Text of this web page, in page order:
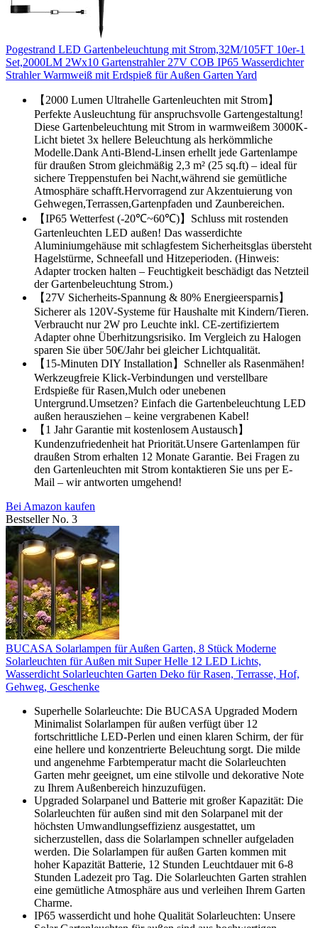
Pogestrand LED Gartenbeleuchtung mit Strom,32M/105FT 10er-1
Set,2000LM 2Wx10 Gartenstrahler 27V COB IP65 Wasserdichter
Strahler Warmweiß mit Erdspieß für Außen Garten Yard
【2000 Lumen Ultrahelle Gartenleuchten mit Strom】
Perfekte Ausleuchtung für anspruchsvolle Gartengestaltung!
Diese Gartenbeleuchtung mit Strom in warmweißem 3000K-
Licht bietet 3x hellere Beleuchtung als herkömmliche
Modelle.Dank Anti-Blend-Linsen erhellt jede Gartenlampe
für draußen Strom gleichmäßig 2,3 m² (25 sq.ft) – ideal für
sichere Treppenstufen bei Nacht,während sie gemütliche
Atmosphäre schafft.Hervorragend zur Akzentuierung von
Gehwegen,Terrassen,Gartenpfaden und Zaunbereichen.
【IP65 Wetterfest (-20℃~60℃)】Schluss mit rostenden
Gartenleuchten LED außen! Das wasserdichte
Aluminiumgehäuse mit schlagfestem Sicherheitsglas übersteht
Hagelstürme, Schneefall und Hitzeperioden. (Hinweis:
Adapter trocken halten – Feuchtigkeit beschädigt das Netzteil
der Gartenbeleuchtung Strom.)
【27V Sicherheits-Spannung & 80% Energieersparnis】
Sicherer als 120V-Systeme für Haushalte mit Kindern/Tieren.
Verbraucht nur 2W pro Leuchte inkl. CE-zertifiziertem
Adapter ohne Überhitzungsrisiko. Im Vergleich zu Halogen
sparen Sie über 50€/Jahr bei gleicher Lichtqualität.
【15-Minuten DIY Installation】Schneller als Rasenmähen!
Werkzeugfreie Klick-Verbindungen und verstellbare
Erdspieße für Rasen,Mulch oder unebenen
Untergrund.Umsetzen? Einfach die Gartenbeleuchtung LED
außen herausziehen – keine vergrabenen Kabel!
【1 Jahr Garantie mit kostenlosem Austausch】
Kundenzufriedenheit hat Priorität.Unsere Gartenlampen für
draußen Strom erhalten 12 Monate Garantie. Bei Fragen zu
den Gartenleuchten mit Strom kontaktieren Sie uns per E-
Mail – wir antworten umgehend!
Bei Amazon kaufen
Bestseller No. 3
BUCASA Solarlampen für Außen Garten, 8 Stück Moderne
Solarleuchten für Außen mit Super Helle 12 LED Lichts,
Wasserdicht Solarleuchten Garten Deko für Rasen, Terrasse, Hof,
Gehweg, Geschenke
Superhelle Solarleuchte: Die BUCASA Upgraded Modern
Minimalist Solarlampen für außen verfügt über 12
fortschrittliche LED-Perlen und einen klaren Schirm, der für
eine hellere und konzentrierte Beleuchtung sorgt. Die milde
und angenehme Farbtemperatur macht die Solarleuchten
Garten mehr geeignet, um eine stilvolle und dekorative Note
zu Ihrem Außenbereich hinzuzufügen.
Upgraded Solarpanel und Batterie mit großer Kapazität: Die
Solarleuchten für außen sind mit den Solarpanel mit der
höchsten Umwandlungseffizienz ausgestattet, um
sicherzustellen, dass die Solarlampen schneller aufgeladen
werden. Die Solarlampen für außen Garten kommen mit
hoher Kapazität Batterie, 12 Stunden Leuchtdauer mit 6-8
Stunden Ladezeit pro Tag. Die Solarleuchten Garten strahlen
eine gemütliche Atmosphäre aus und verleihen Ihrem Garten
Charme.
IP65 wasserdicht und hohe Qualität Solarleuchten: Unsere